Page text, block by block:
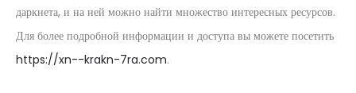
даркнета, и на ней можно найти множество интересных ресурсов.
Для более подробной информации и доступа вы можете посетить
https://xn--krakn-7ra.com.